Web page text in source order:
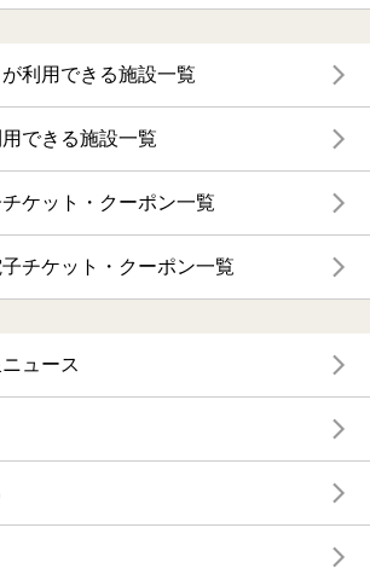
利用できる施設一覧
できる施設一覧
ケット・クーポン一覧
チケット・クーポン一覧
ュース